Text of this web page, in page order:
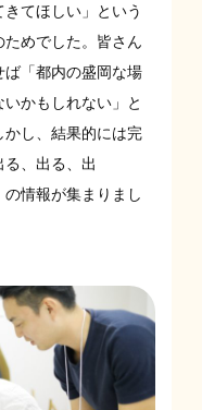
てほしい」という
めでした。皆さん
ば「都内の盛岡な場
かもしれない」と
かし、結果的には完
、出る、出
情報が集まりまし